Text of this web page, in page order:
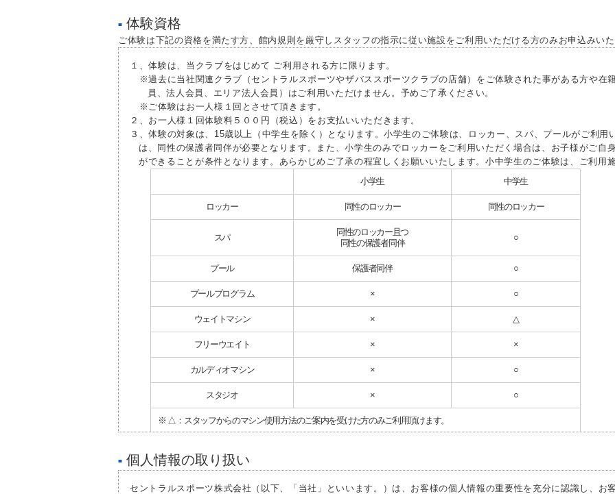
■ 体験資格
ご体験は下記の資格を満たす方、館内規則を厳守しスタッフの指示に従い施設をご利用いただける方のみお申込みいた
１、体験は、当クラブをはじめて ご利用される方に限ります。
※過去に当社関連クラブ（セントラルスポーツやザバススポーツクラブの店舗）をご体験された事がある方や在
員、法人会員、エリア法人会員）はご利用いただけません。予めご了承ください。
※ご体験はお一人様１回とさせて頂きます。
２、お一人様１回体験料５００円（税込）をお支払いいただきます。
３、体験の対象は、15歳以上（中学生を除く）となります。小学生のご体験は、ロッカー、スパ、プールがご利用
は、同性の保護者同伴が必要となります。また、小学生のみでロッカーをご利用いただく場合は、お子様がご自
ができることが条件となります。あらかじめご了承の程宜しくお願いいたします。小中学生のご体験は、ご利用
小学生
中学生
ロッカー 同性のロッカー 同性のロッカー
スパ
同性のロッカー且つ
同性の保護者同伴
○
プール 保護者同伴 ○
プールプログラム × ○
ウェイトマシン × △
フリーウエイト × ×
カルディオマシン × ○
スタジオ × ○
※ △：スタッフからのマシン使用方法のご案内を受けた方のみご利用頂けます。
４、良好な健康状態であり、自己責任で利用できる。
５、刺青（ファッションタトゥー）が入っていない。
■ 個人情報の取り扱い
セントラルスポーツ株式会社（以下、「当社」といいます。）は、お客様の個人情報の重要性を充分に認識し、お